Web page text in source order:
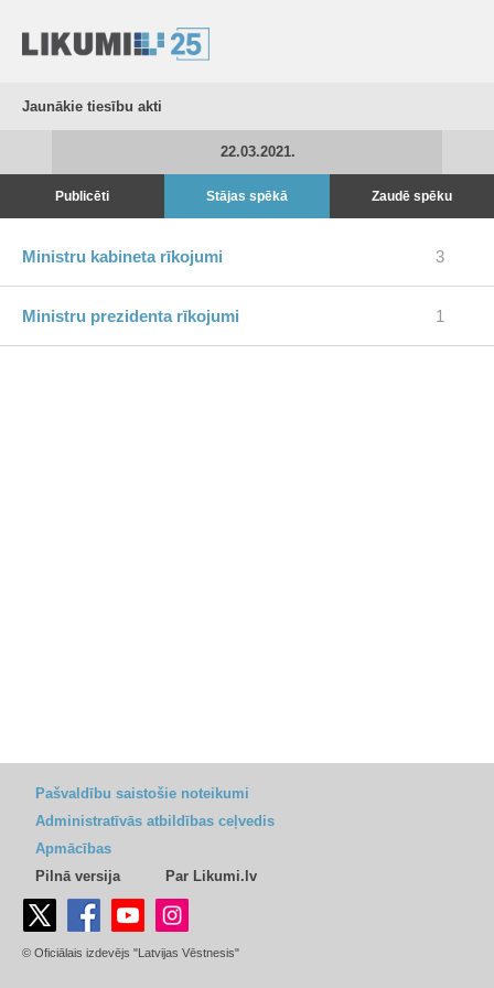
Jaunākie tiesību akti
22.03.2021.
Publicēti Stājas spēkā Zaudē spēku
Ministru kabineta rīkojumi 3
Ministru prezidenta rīkojumi 1
Pašvaldību saistošie noteikumi
Administratīvās atbildības ceļvedis
Apmācības
Pilnā versija
Par Likumi.lv
© Oficiālais izdevējs "Latvijas Vēstnesis"